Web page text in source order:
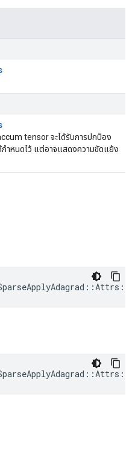
tensor จะได้รับการปกป้อง
ำหนดไว้ แต่อาจแสดงความขัดแย้ง